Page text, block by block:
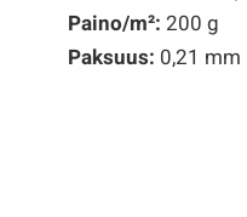
Paino/m²: 200 g
Paksuus: 0,21 mm